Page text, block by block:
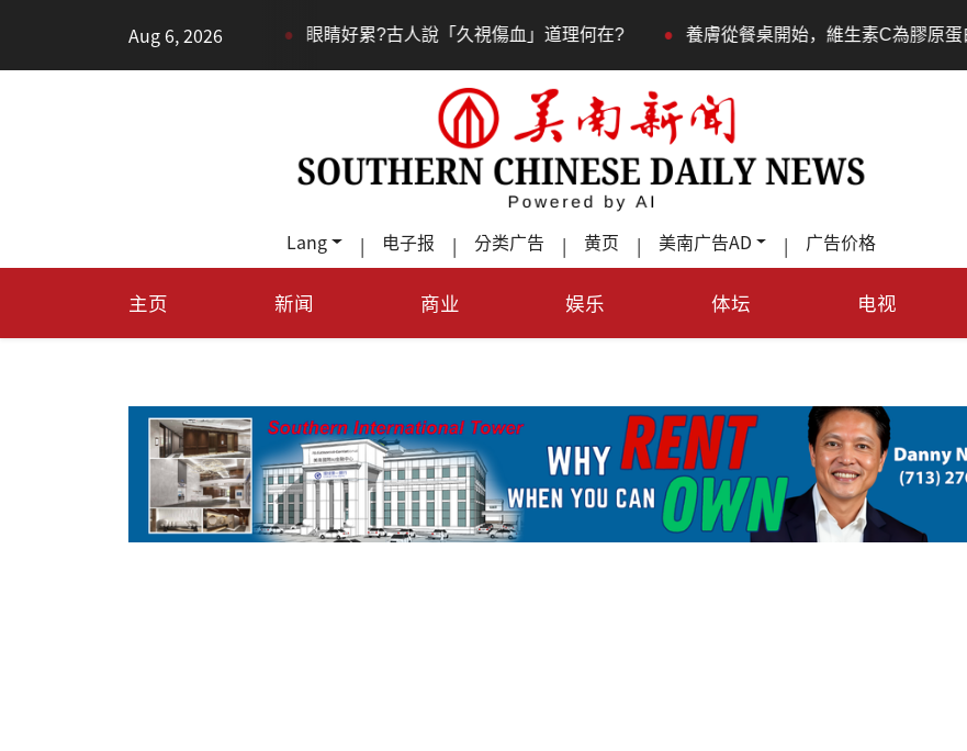
Aug 6, 2026
• 眼睛好累?古人說「久視傷血」道理何在? • 養膚從餐桌開始，維生素C為膠原蛋白按下「啟動鍵」
Lang | 电子报 | 分类广告 | 黄页 | 美南广告AD | 广告价格
主页 新闻 商业 娱乐 体坛 电视